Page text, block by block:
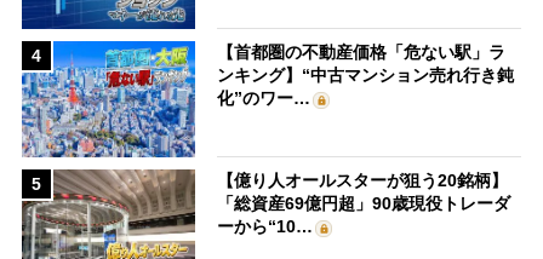
4
【首都圏の不動産価格「危ない駅」ラ
ンキング】“中古マンション売れ行き鈍
化”のワー…
5
【億り人オールスターが狙う20銘柄】
「総資産69億円超」90歳現役トレーダ
ーから“10…